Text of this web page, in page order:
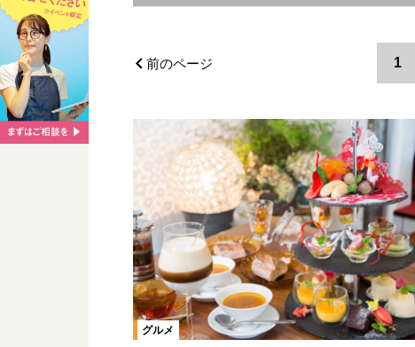
カテゴリ
洋食 アジア 和食 肉料理
前のページ 1
グルメ